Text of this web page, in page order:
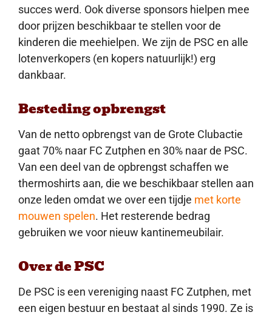
succes werd. Ook diverse sponsors hielpen mee
door prijzen beschikbaar te stellen voor de
kinderen die meehielpen. We zijn de PSC en alle
lotenverkopers (en kopers natuurlijk!) erg
dankbaar.
Besteding opbrengst
Van de netto opbrengst van de Grote Clubactie
gaat 70% naar FC Zutphen en 30% naar de PSC.
Van een deel van de opbrengst schaffen we
thermoshirts aan, die we beschikbaar stellen aan
onze leden omdat we over een tijdje met korte
mouwen spelen. Het resterende bedrag
gebruiken we voor nieuw kantinemeubilair.
Over de PSC
De PSC is een vereniging naast FC Zutphen, met
een eigen bestuur en bestaat al sinds 1990. Ze is